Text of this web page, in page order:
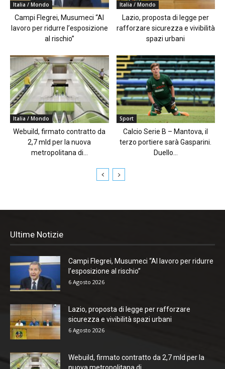
Italia / Mondo
Campi Flegrei, Musumeci “Al
lavoro per ridurre l’esposizione
al rischio”
Italia / Mondo
Lazio, proposta di legge per
rafforzare sicurezza e vivibilità
spazi urbani
Italia / Mondo
Webuild, firmato contratto da
2,7 mld per la nuova
metropolitana di...
Sport
Calcio Serie B – Mantova, il
terzo portiere sarà Gasparini.
Duello...
Ultime Notizie
Campi Flegrei, Musumeci “Al lavoro per ridurre
l’esposizione al rischio”
6 Agosto 2026
Lazio, proposta di legge per rafforzare
sicurezza e vivibilità spazi urbani
6 Agosto 2026
Webuild, firmato contratto da 2,7 mld per la